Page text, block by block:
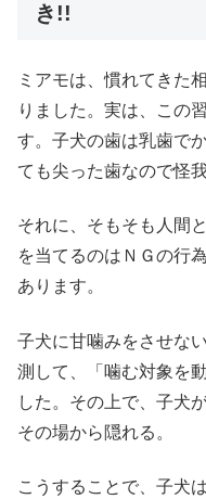
き!!
ミアモは、慣れてきた
りました。実は、この
す。子犬の歯は乳歯で
ても尖った歯なので怪
それに、そもそも人間
を当てるのはＮＧの行
あります。
子犬に甘噛みをさせな
測して、「噛む対象を
した。その上で、子犬
その場から隠れる。
こうすることで、子犬